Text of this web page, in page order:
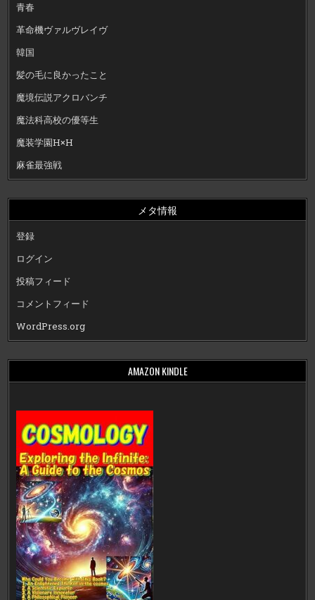
青春
革命機ヴァルヴレイヴ
韓国
髪の毛に良かったこと
魔境伝説アクロバンチ
魔法科高校の優等生
魔装学園H×H
麻雀最強戦
メタ情報
登録
ログイン
投稿フィード
コメントフィード
WordPress.org
AMAZON KINDLE